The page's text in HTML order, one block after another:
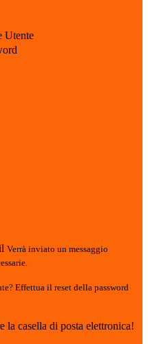
Utente
Verrà inviato un messaggio
Effettua il reset della password
la casella di posta elettronica!